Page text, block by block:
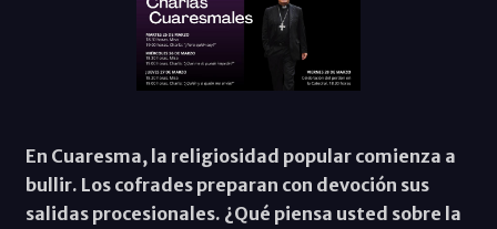
En Cuaresma, la religiosidad popular comienza a
bullir. Los cofrades preparan con devoción sus
salidas procesionales. ¿Qué piensa usted sobre la